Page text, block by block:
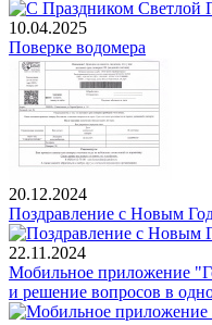
10.04.2025
Поверке водомера
20.12.2024
Поздравление с Новым
22.11.2024
Мобильное приложение
и решение вопросов в